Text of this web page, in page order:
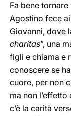
Fa bene
Agostino fece
Giovanni, dove
charitas”, una
figli e chiama e
conoscere se
cuore, per non
ma non
c’è la carità